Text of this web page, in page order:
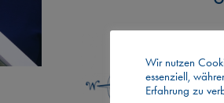
Wir nutzen
essenziell,
Erfahrung zu